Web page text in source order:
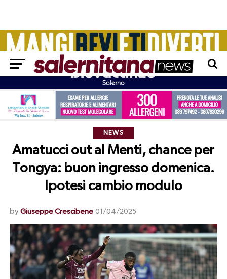
NEWS
Amatucci out al Menti, chance per
Tongya: buon ingresso domenica.
Ipotesi cambio modulo
by Giuseppe Crescibene 01/04/2025